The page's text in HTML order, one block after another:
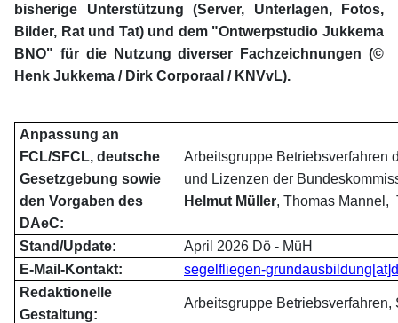
bisherige Unterstützung (Server, Unterlagen, Fotos,
Bilder, Rat und Tat) und dem "Ontwerpstudio Jukkema
BNO" für die Nutzung diverser Fachzeichnungen (©
Henk Jukkema / Dirk Corporaal / KNVvL).
Anpassung an
FCL/SFCL, deutsche
Gesetzgebung sowie
den Vorgaben des
DAeC:
Arbeitsgruppe Betriebsverfahren
und Lizenzen der
Helmut Müller, Thomas Mannel,
Stand/Update:
April 2026 Dö - MüH
E-Mail-Kontakt:
segelfliegen-
Redaktionelle
Gestaltung:
Arbeitsgruppe Betriebsverfahren,